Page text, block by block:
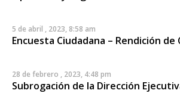
5 de abril , 2023, 8:58 am
Encuesta Ciudadana – Rendición de
28 de febrero , 2023, 4:48 pm
Subrogación de la Dirección